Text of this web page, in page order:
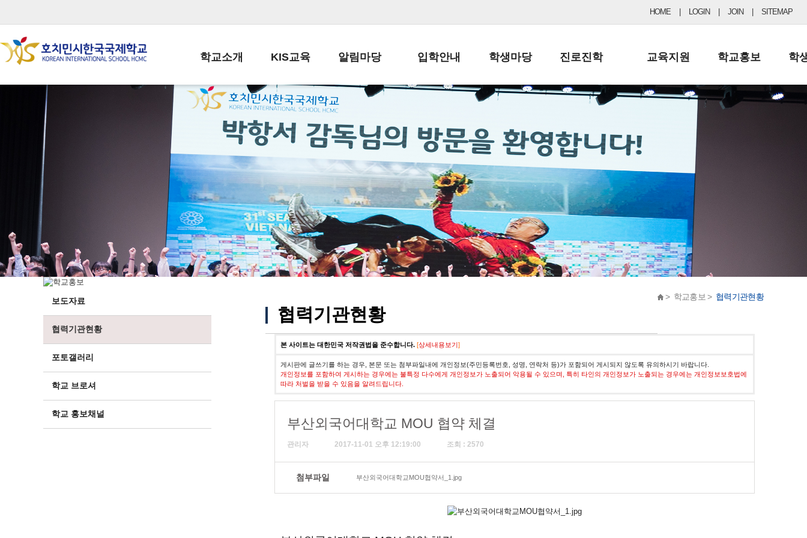
HOME LOGIN JOIN SITEMAP
학교소개
학교장인사말
학교상징
학교연혁
교직원현황
학생현황
위치/전화
전경사진
KIS교육
교육목표
학사일정
일과시간표
성과평가자료
알림마당
공지사항
납부금 안내
스쿨버스 운행 안내
급식안내
서식자료실
학부모방
정기고사 기출문제
입학안내
전-편입 서류양식
입학금/수업료
교복구입안내
학생마당
학생생활규정
학교신문
자율진로동아리
유초등 소식지
진로진학
공지사항 및 입시자료
드림레터
교육지원
행정실
학교운영위원회
학교건축기금
학교홍보
보도자료
학
보도자료
협력기관현황
포토갤러리
학교 브로셔
학교 홍보채널
> 학교홍보 > 협력기관현황
협력기관현황
본 사이트는 대한민국 저작권법을 준수합니다. [상세내용보기]
게시판에 글쓰기를 하는 경우, 본문 또는 첨부파일내에 개인정보(주민등록번호, 성명, 연락처 등)가 포함되어 게시되지 않도록 유의하시기 바랍니다.
개인정보를 포함하여 게시하는 경우에는 불특정 다수에게 개인정보가 노출되어 악용될 수 있으며, 특히 타인의 개인정보가 노출되는 경우에는 개인정보보호법에
따라 처벌을 받을 수 있음을 알려드립니다.
부산외국어대학교 MOU 협약 체결
관리자 2017-11-01 오후 12:19:00 조회 : 2570
첨부파일 부산외국어대학교MOU협약서_1.jpg